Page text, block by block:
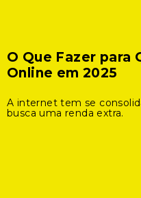
O Que Fazer para
Online em 2025
A internet tem se
busca uma renda extra.